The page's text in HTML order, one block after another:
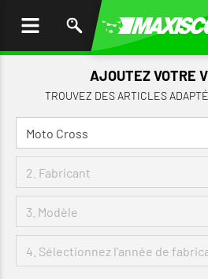
AJOUTEZ VOTRE
TROUVEZ DES ARTICLES